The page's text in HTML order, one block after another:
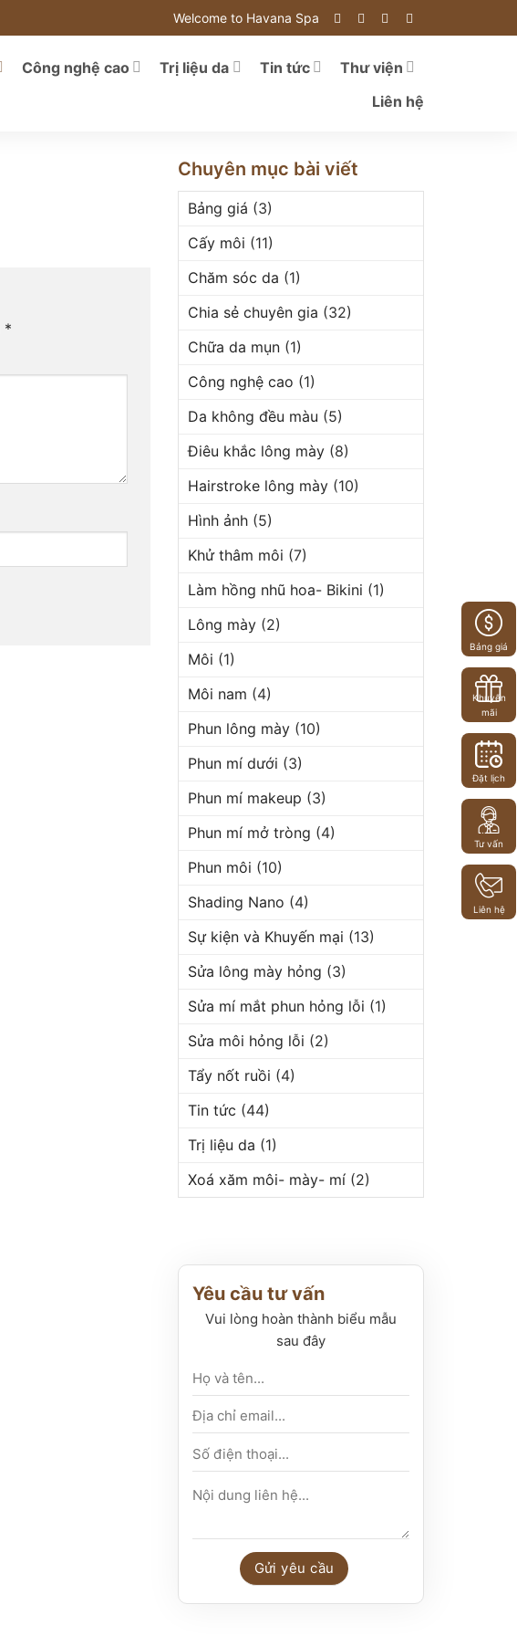
Welcome to Havana Spa
Công nghệ cao Trị liệu da Tin tức
Thư viện
Liên hệ
*
Chuyên mục bài viết
Bảng giá (3)
Cấy môi (11)
Chăm sóc da (1)
Chia sẻ chuyên gia (32)
Chữa da mụn (1)
Công nghệ cao (1)
Da không đều màu (5)
Điêu khắc lông mày (8)
Hairstroke lông mày (10)
Hình ảnh (5)
Khử thâm môi (7)
Làm hồng nhũ hoa- Bikini (1)
Lông mày (2)
Môi (1)
Môi nam (4)
Phun lông mày (10)
Phun mí dưới (3)
Phun mí makeup (3)
Phun mí mở tròng (4)
Phun môi (10)
Shading Nano (4)
Sự kiện và Khuyến mại (13)
Sửa lông mày hỏng (3)
Sửa mí mắt phun hỏng lỗi (1)
Sửa môi hỏng lỗi (2)
Tẩy nốt ruồi (4)
Tin tức (44)
Trị liệu da (1)
Xoá xăm môi- mày- mí (2)
Yêu cầu tư vấn
Vui lòng hoàn thành biểu mẫu
sau đây
Bảng giá
Khuyến
mãi
Đặt lịch
Tư vấn
Liên hệ